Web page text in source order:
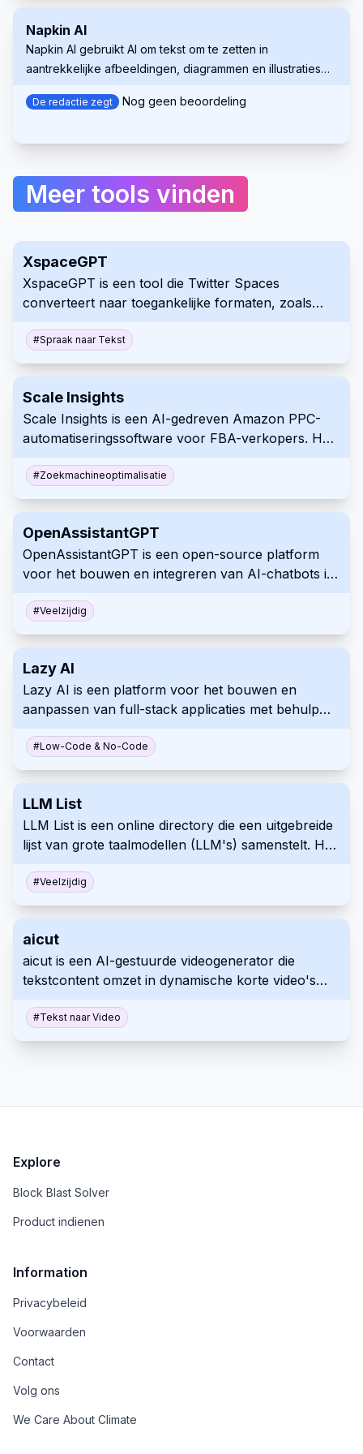
Napkin AI
Napkin AI gebruikt AI om tekst om te zetten in
aantrekkelijke afbeeldingen, diagrammen en illustraties
De redactie zegt Nog geen beoordeling
Meer tools vinden
XspaceGPT
XspaceGPT is een tool die Twitter Spaces
converteert naar toegankelijke formaten, zoals
behulp van AI faciliteert het contentconsumptie,
hergebruik en toegankelijkheid. Het helpt
te bieden tot belangrijke informatie die binnen deze
online discussies wordt gedeeld.
#Spraak naar Tekst
Scale Insights
Scale Insights is een AI-gedreven Amazon PPC-
automatiseringssoftware voor FBA-verkopers. Het
te verminderen en de ROI te verhogen. Deze tool
stelt verkopers in staat om advertentie-uitgaven te
verbeteren met geavanceerde AI en data-analyse.
#Zoekmachineoptimalisatie
OpenAssistantGPT
OpenAssistantGPT is een open-source platform
voor het bouwen en integreren van AI-chatbots in
Dit platform vereenvoudigt het toevoegen van
conversationele AI aan uw site, biedt
via OpenAI.
#Veelzijdig
Lazy AI
Lazy AI is een platform voor het bouwen en
aanpassen van full-stack applicaties met behulp
agents, automatiseringen en chatbots.
#Low-Code & No-Code
LLM List
LLM List is een online directory die een uitgebreide
lijst van grote taalmodellen (LLM's) samenstelt. Het
tekstgeneratie en -vertaling, en bevat zowel open-
source als commerciële opties. Ontwikkelaars,
gebruiken om efficiënt modellen te ontdekken en te
vergelijken, waardoor de ontwikkeling van AI-
oplossingen wordt vereenvoudigd.
#Veelzijdig
aicut
aicut is een AI-gestuurde videogenerator die
tekstcontent omzet in dynamische korte video's
sjablonen, lettertypen en functies voor direct
publiceren vereenvoudigen het maken van video's,
#Tekst naar Video
Explore
Block Blast Solver
Product indienen
Information
Privacybeleid
Voorwaarden
Contact
Volg ons
We Care About Climate